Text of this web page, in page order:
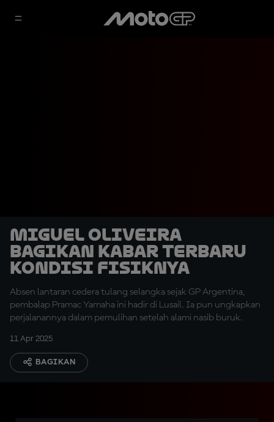
Miguel Oliveira
Bagikan Kabar Terbaru
Kondisi Fisiknya
Absen lantaran cedera tulang selangka sejak GP Argentina,
pembalap Pramac Yamaha ini hadir di Lusail. Ia pun ungkapkan
perjalanannya dalam pemulihan setelah alami nasib buruk.
11 Apr 2025
BAGIKAN